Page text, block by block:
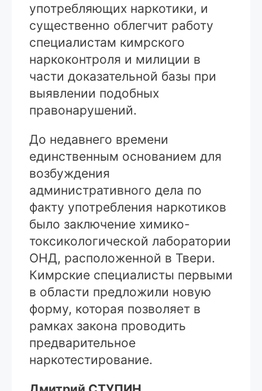
употребляющих наркотики, и
существенно облегчит работу
специалистам кимрского
наркоконтроля и милиции в
части доказательной базы при
выявлении подобных
правонарушений.
До недавнего времени
единственным основанием для
возбуждения
административного дела по
факту употребления наркотиков
было заключение химико-
токсикологической лаборатории
ОНД, расположенной в Твери.
Кимрские специалисты первыми
в области предложили новую
форму, которая позволяет в
рамках закона проводить
предварительное
наркотестирование.